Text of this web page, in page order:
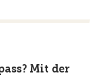
Mit der